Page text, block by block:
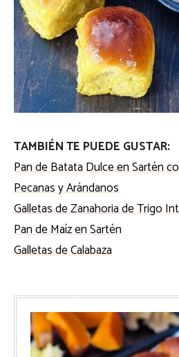
TAMBIÉN TE PUEDE GUSTAR:
Pan de Batata Dulce en Sartén
Pecanas y Arándanos
Galletas de Zanahoria de Trigo
Pan de Maíz en Sartén
Galletas de Calabaza